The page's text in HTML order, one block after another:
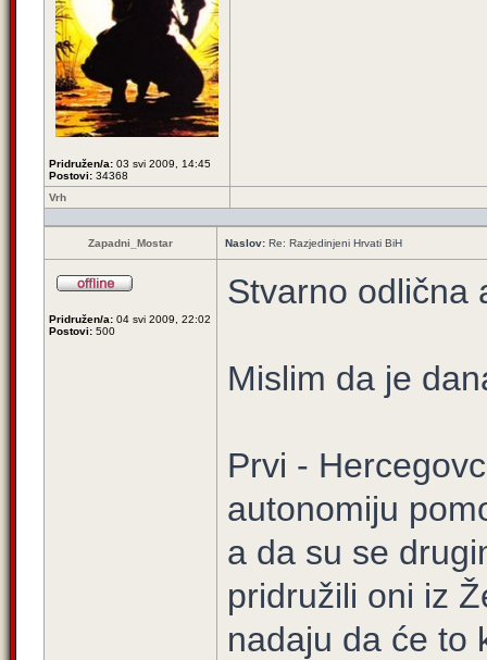
Pridružen/a: 03 svi 2009, 14:45
Postovi: 34368
Vrh
Zapadni_Mostar Naslov: Re: Razjedinjeni Hrvati BiH
Pridružen/a: 04 svi 2009, 22:02
Postovi: 500
Stvarno odlična
Mislim da je
Prvi -
autonomiju
a da su se
pridružili oni iz
nadaju da će to